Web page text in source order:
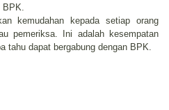
BPK.
kemudahan kepada setiap orang
pemeriksa. Ini adalah kesempatan
tahu dapat bergabung dengan BPK.